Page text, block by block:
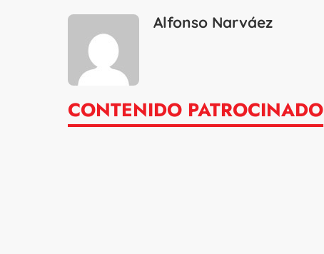
Alfonso Narváez
CONTENIDO PATROCINADO